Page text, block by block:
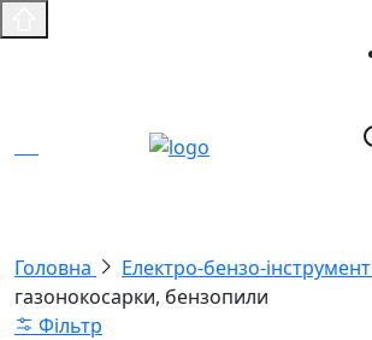
Головнa Електро-бензо-інструмент
газонокосарки, бензопили
Фільтр